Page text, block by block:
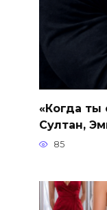
«Когда ты
Султан,
85